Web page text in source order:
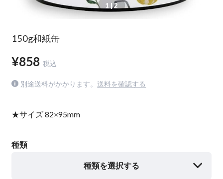
1 | 2
150g和紙缶
¥858 税込
別途送料がかかります。 送料を確認する
★サイズ 82×95mm
種類
種類を選択する